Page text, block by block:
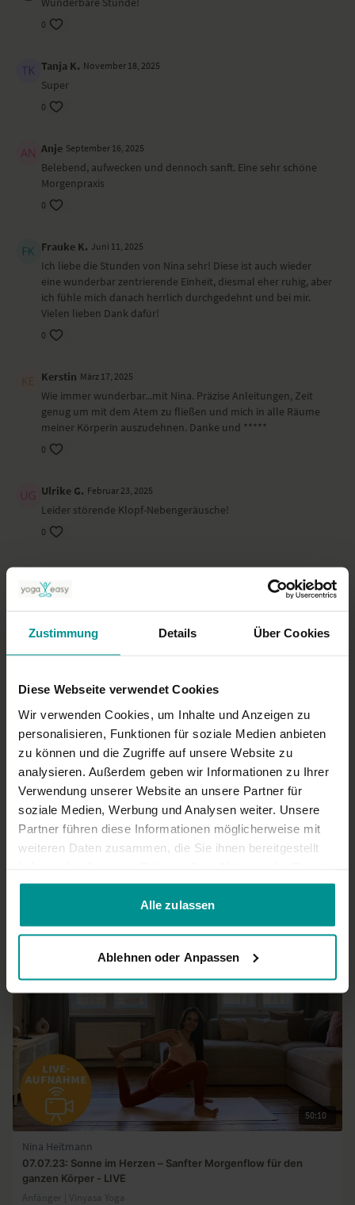
Zustimmung Details Über Cookies
Diese Webseite verwendet Cookies
Wir verwenden Cookies, um Inhalte und Anzeigen zu
personalisieren, Funktionen für soziale Medien anbieten
zu können und die Zugriffe auf unsere Website zu
analysieren. Außerdem geben wir Informationen zu Ihrer
Verwendung unserer Website an unsere Partner für
soziale Medien, Werbung und Analysen weiter. Unsere
Partner führen diese Informationen möglicherweise mit
weiteren Daten zusammen, die Sie ihnen bereitgestellt
gesammelt haben.
Alle zulassen
Ablehnen oder Anpassen
stehende Vorbeuge – Uttanasana
friedvoller Krieger – Viparita Virabhadrasana
tiefe Hocke – Malasana
Boot – Navasana
Schulterbrücke – Setu Bandha Sarvangasana
Nadelöhr – Sucirandhrasana
Wirkung und Vorteile der Yoga-Übungs-Sequenz
Dieses Video ist eine Aufzeichnung einer unserer Live-Klassen, daher
ist es möglich, dass die Video- oder Tonqualität nicht der gewohnten
YogaEasy-Qualität entspricht.
0
Tanja K. November 18, 2025
Super
0
Anje September 16, 2025
Belebend, aufwecken und dennoch sanft. Eine sehr schöne
Morgenpraxis
0
Frauke K. Juni 11, 2025
Ich liebe die Stunden von Nina sehr! Diese ist auch wieder
eine wunderbar zentrierende Einheit, diesmal eher ruhig, aber
ich fühle mich danach herrlich durchgedehnt und bei mir.
Vielen lieben Dank dafür!
0
Kerstin März 17, 2025
Wie immer wunderbar...mit Nina. Präzise Anleitungen, Zeit
genug um mit dem Atem zu fließen und mich in alle Räume
meiner Körperin auszudehnen. Danke und *****
0
Ulrike G. Februar 23, 2025
Leider störende Klopf-Nebengeräusche!
0
Mega wie immer
Icke September 06, 2024
Klopfgeräusche im Hintergrund.
0
Antje August 26, 2024
Auch im Sommer 2024 eine wunderbare Praxis. Ein toller
Flow.
0
Mehr laden
50:10
Nina Heitmann
07.07.23: Sonne im Herzen – Sanfter Morgenflow für den
ganzen Körper - LIVE
Anfänger | Vinyasa Yoga